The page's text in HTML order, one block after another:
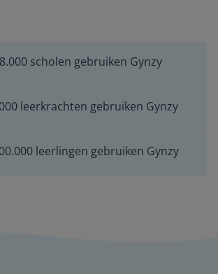
8.000 scholen gebruiken Gynzy
leerkrachten gebruiken Gynzy
leerlingen gebruiken Gynzy